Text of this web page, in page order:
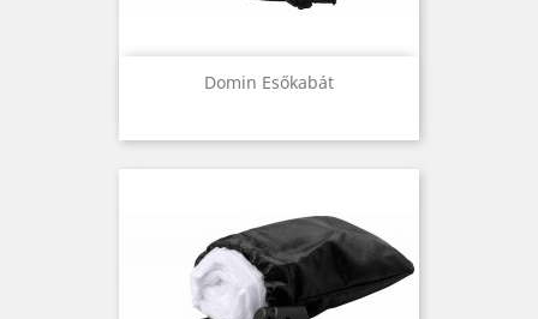
Domin Esőkabát